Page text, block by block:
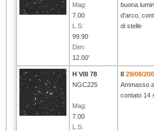
Mag:
7.00
L.S:
99.90
Dim:
12.00'
buona
d'arco,
di stelle
H VIII 78
NGC225
Mag:
7.00
L.S:
Il29/08/
Ammasso
contato 14